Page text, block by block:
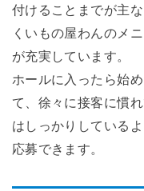
付けることまでが主
くいもの屋わんのメ
が充実しています。
ホールに入ったら始
て、徐々に接客に慣
はしっかりしている
応募できます。